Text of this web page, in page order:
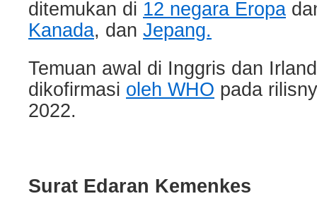
ditemukan di 12 negara Eropa
Kanada, dan Jepang.
Temuan awal di Inggris dan
dikofirmasi oleh WHO pada
2022.
Surat Edaran Kemenkes